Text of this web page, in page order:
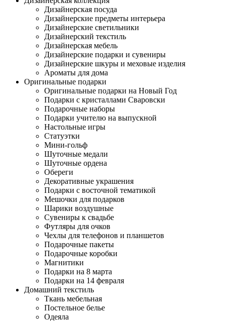
Дизайнерская посуда
Дизайнерские предметы интерьера
Дизайнерские светильники
Дизайнерский текстиль
Дизайнерская мебель
Дизайнерские подарки и сувениры
Дизайнерские шкуры и меховые изделия
Ароматы для дома
Оригинальные подарки
Оригинальные подарки на Новый Год
Подарки с кристаллами Сваровски
Подарочные наборы
Подарки учителю на выпускной
Настольные игры
Статуэтки
Мини-гольф
Шуточные медали
Шуточные ордена
Обереги
Декоративные украшения
Подарки с восточной тематикой
Мешочки для подарков
Шарики воздушные
Сувениры к свадьбе
Футляры для очков
Чехлы для телефонов и планшетов
Подарочные пакеты
Подарочные коробки
Магнитики
Подарки на 8 марта
Подарки на 14 февраля
Домашний текстиль
Ткань мебельная
Постельное белье
Одеяла